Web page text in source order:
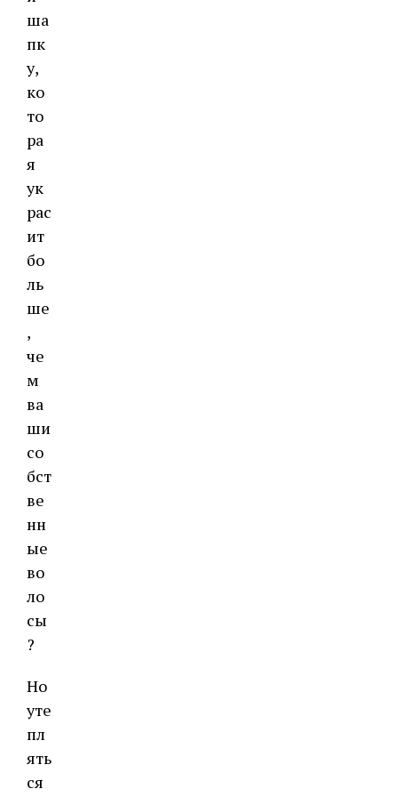
ша
пк
у,
ко
то
ра
я
ук
рас
ит
бо
ль
ше
,
че
м
ва
ши
со
бст
ве
нн
ые
во
ло
сы
?
Но
уте
пл
ять
ся